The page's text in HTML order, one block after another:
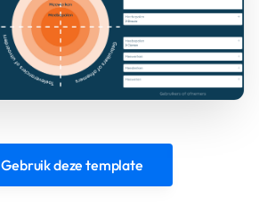
Gebruik deze template